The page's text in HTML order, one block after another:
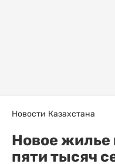
Новости Казахстана
Новое жилье
пяти тысяч